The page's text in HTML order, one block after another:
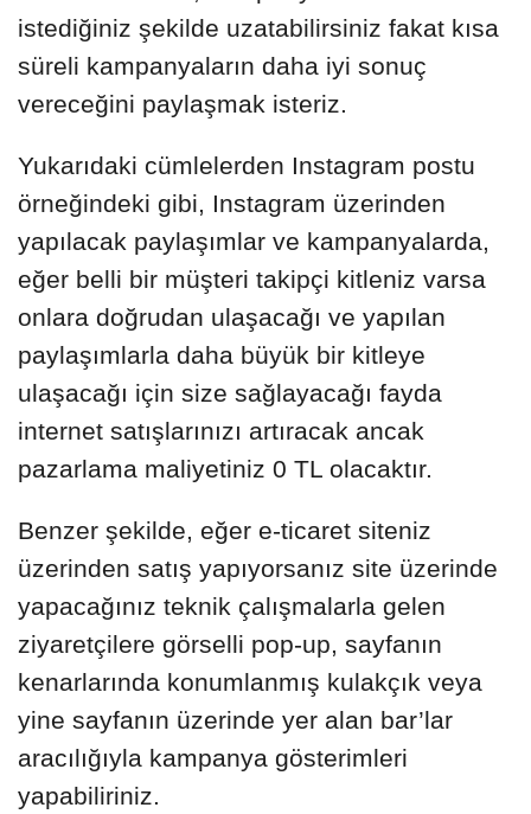
istediğiniz şekilde uzatabilirsiniz fakat kısa
süreli kampanyaların daha iyi sonuç
vereceğini paylaşmak isteriz.
Yukarıdaki cümlelerden Instagram postu
örneğindeki gibi, Instagram üzerinden
yapılacak paylaşımlar ve kampanyalarda,
eğer belli bir müşteri takipçi kitleniz varsa
onlara doğrudan ulaşacağı ve yapılan
paylaşımlarla daha büyük bir kitleye
ulaşacağı için size sağlayacağı fayda
internet satışlarınızı artıracak ancak
pazarlama maliyetiniz 0 TL olacaktır.
Benzer şekilde, eğer e-ticaret siteniz
üzerinden satış yapıyorsanız site üzerinde
yapacağınız teknik çalışmalarla gelen
ziyaretçilere görselli pop-up, sayfanın
kenarlarında konumlanmış kulakçık veya
yine sayfanın üzerinde yer alan bar’lar
aracılığıyla kampanya gösterimleri
yapabiliriniz.